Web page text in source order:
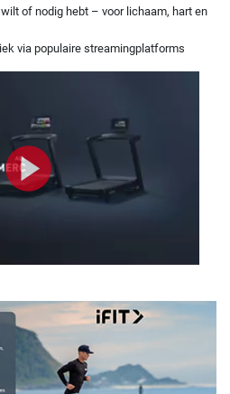
of nodig hebt – voor lichaam, hart en
via populaire streamingplatforms